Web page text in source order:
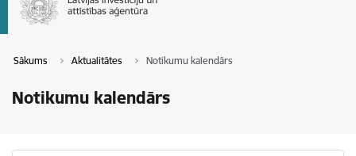
Sākums Aktualitātes Notikumu kalendārs
Notikumu kalendārs